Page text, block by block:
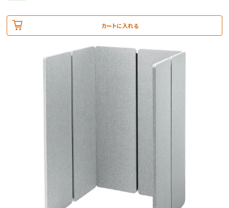
カートに入れる